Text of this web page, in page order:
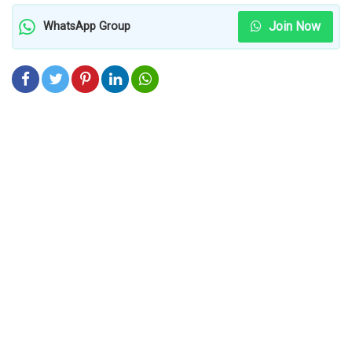
WhatsApp Group Join Now